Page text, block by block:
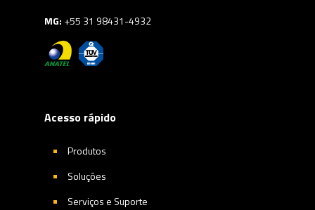
MG: +55 31 98431-4932
Acesso rápido
Produtos
Soluções
Serviços e Suporte